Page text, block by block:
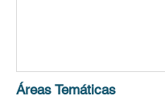
Áreas Temáticas